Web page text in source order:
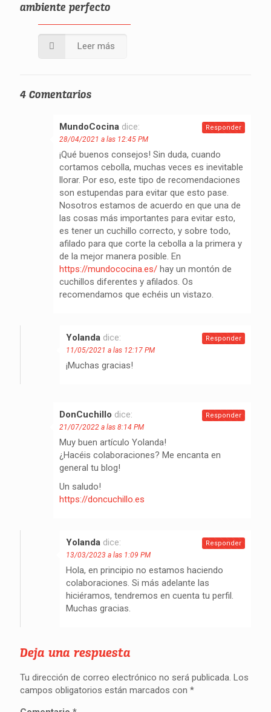
ambiente perfecto
Leer más
4 Comentarios
MundoCocina dice:
28/04/2021 a las 12:45 PM
¡Qué buenos consejos! Sin duda, cuando
cortamos cebolla, muchas veces es inevitable
llorar. Por eso, este tipo de recomendaciones
son estupendas para evitar que esto pase.
Nosotros estamos de acuerdo en que una de
las cosas más importantes para evitar esto,
es tener un cuchillo correcto, y sobre todo,
afilado para que corte la cebolla a la primera y
de la mejor manera posible. En
https://mundococina.es/ hay un montón de
cuchillos diferentes y afilados. Os
recomendamos que echéis un vistazo.
Responder
Yolanda dice:
11/05/2021 a las 12:17 PM
¡Muchas gracias!
Responder
DonCuchillo dice:
21/07/2022 a las 8:14 PM
Muy buen artículo Yolanda!
¿Hacéis colaboraciones? Me encanta en
general tu blog!
Un saludo!
https://doncuchillo.es
Responder
Yolanda dice:
13/03/2023 a las 1:09 PM
Hola, en principio no estamos haciendo
colaboraciones. Si más adelante las
hiciéramos, tendremos en cuenta tu perfil.
Muchas gracias.
Responder
Deja una respuesta
Tu dirección de correo electrónico no será publicada. Los
campos obligatorios están marcados con *